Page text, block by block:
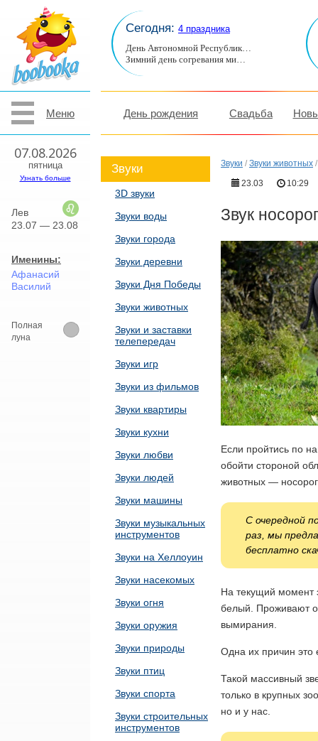
Меню
07.08.2026
пятница
Узнать больше
Лев
23.07 — 23.08
Именины:
Афанасий
Василий
Полная
луна
Сегодня: 4 праздника
День Автономной Республик…
Зимний день согревания ми…
День рождения Свадьба
Звуки
3D звуки
Звуки воды
Звуки города
Звуки деревни
Звуки Дня Победы
Звуки животных
Звуки и заставки
телепередач
Звуки игр
Звуки из фильмов
Звуки квартиры
Звуки кухни
Звуки любви
Звуки людей
Звуки машины
Звуки музыкальных
инструментов
Звуки на Хеллоуин
Звуки насекомых
Звуки огня
Звуки оружия
Звуки природы
Звуки птиц
Звуки спорта
Звуки строительных
инструментов
Звуки / Звуки животных
23.03
10:29
Звук
Если пройтись по
обойти стороной
животных —
С очередной
раз, мы
бесплатно
На текущий момент
белый. Проживают
вымирания.
Одна их причин это
Такой массивный
только в крупных
но и у нас.